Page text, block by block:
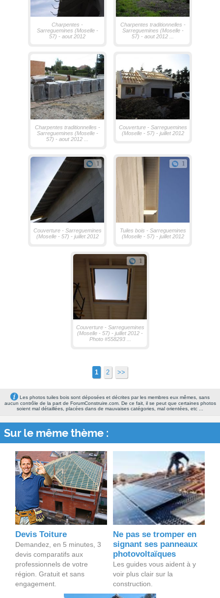
Charpentes -
Sarreguemines (Moselle -
57) - aout 2012
Charpentes traditionnelles -
Sarreguemines (Moselle -
57) - aout 2012 ...
Charpentes traditionnelles -
Sarreguemines (Moselle -
57) - aout 2012 ...
Couverture - Sarreguemines
(Moselle - 57) - juillet 2012
1
Couverture - Sarreguemines
(Moselle - 57) - juillet 2012
1
Tuiles bois - Sarreguemines
(Moselle - 57) - juillet 2012
1
Couverture - Sarreguemines
(Moselle - 57) - juillet 2012 -
Photo #558293 ...
1 2 >>
Les photos tuiles bois sont déposées et décrites par les membres eux mêmes, sans
aucun contrôle de la part de ForumConstruire.com. De ce fait, il se peut que certaines photos
soient mal détaillées, placées dans de mauvaises catégories, mal orientées, etc ...
Sur le même thème :
Devis Toiture
Demandez, en 5 minutes, 3
devis comparatifs aux
professionnels de votre
région. Gratuit et sans
engagement.
Ne pas se tromper en
signant ses panneaux
photovoltaïques
Les guides vous aident à y
voir plus clair sur la
construction.